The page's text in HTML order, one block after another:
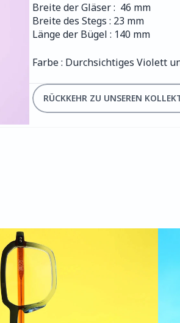
Breite der Gläser :  46 mm
Breite des Stegs : 23 mm
Länge der Bügel : 140 mm
Farbe : Durchsichtiges Violett
RÜCKKEHR ZU UNSEREN